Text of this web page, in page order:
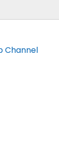
Channel